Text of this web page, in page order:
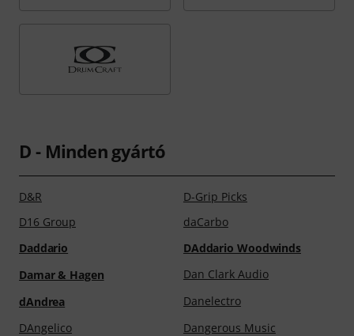
D - Minden gyártó
D&R
D-Grip Picks
D16 Group
daCarbo
Daddario
DAddario Woodwinds
Damar & Hagen
Dan Clark Audio
dAndrea
Danelectro
DAngelico
Dangerous Music